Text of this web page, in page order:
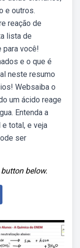
e outros.
reação de
lista de
para você!
e o que é
neste resumo
Websaiba o
um ácido reage
Entenda a
total, e veja
ser
below.